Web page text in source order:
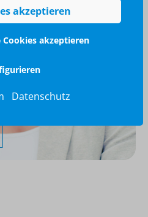
akzeptieren
akzeptieren
Datenschutz